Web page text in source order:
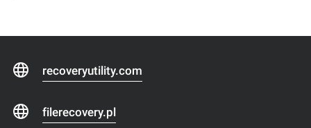
recoveryutility.com
filerecovery.pl